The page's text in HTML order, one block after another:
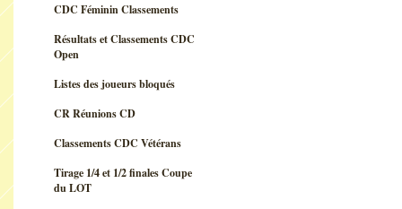
CDC Féminin Classements
Résultats et Classements CDC
Open
Listes des joueurs bloqués
CR Réunions CD
Classements CDC Vétérans
Tirage 1/4 et 1/2 finales Coupe
du LOT